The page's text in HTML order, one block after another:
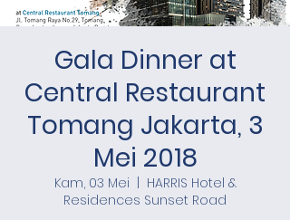
Gala Dinner at
Central Restaurant
Tomang Jakarta, 3
Mei 2018
Kam, 03 Mei
HARRIS Hotel &
Residences Sunset Road